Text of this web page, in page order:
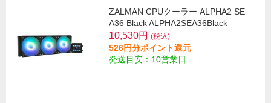
ZALMAN CPUクーラー ALPHA2 SE
A36 Black ALPHA2SEA36Black
10,530円 (税込)
526円分ポイント還元
発送目安：10営業日